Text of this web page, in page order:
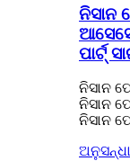
ନିସାନ
ପାର୍ଟ୍
ନିସାନ
ନିସାନ
ନିସାନ